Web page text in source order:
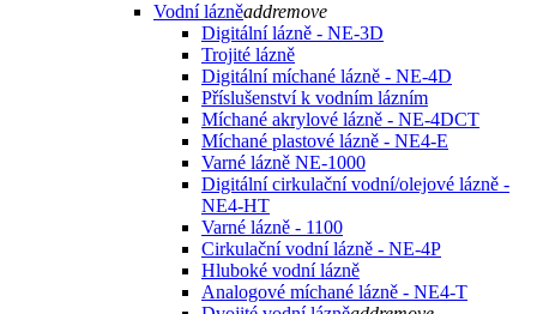
Vodní lázněaddremove
Digitální lázně - NE-3D
Trojité lázně
Digitální míchané lázně - NE-4D
Příslušenství k vodním lázním
Míchané akrylové lázně - NE-4DCT
Míchané plastové lázně - NE4-E
Varné lázně NE-1000
Digitální cirkulační vodní/olejové lázně -
NE4-HT
Varné lázně - 1100
Cirkulační vodní lázně - NE-4P
Hluboké vodní lázně
Analogové míchané lázně - NE4-T